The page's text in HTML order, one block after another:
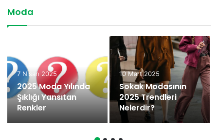
Moda
7 Nisan 2025
2025 Moda Yılında
Şıklığı Yansıtan
Renkler
10 Mart 2025
Sokak Modasının
2025 Trendleri
Nelerdir?